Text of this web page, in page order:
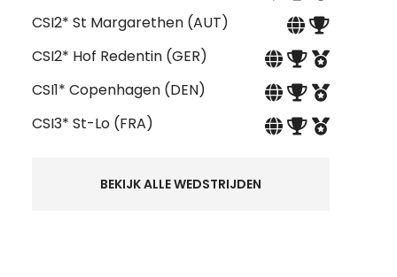
CSI2* St Margarethen (AUT)
CSI2* Hof Redentin (GER)
CSI1* Copenhagen (DEN)
CSI3* St-Lo (FRA)
BEKIJK ALLE WEDSTRIJDEN